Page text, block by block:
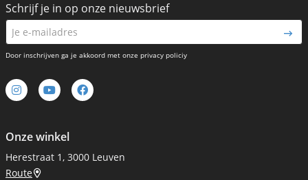
Onze winkel
Herestraat 1, 3000 Leuven
Route
Schrijf je in op onze nieuwsbrief
Door inschrijven ga je akkoord met onze privacy policiy